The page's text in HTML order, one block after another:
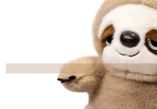
HVĚZDIČEK.